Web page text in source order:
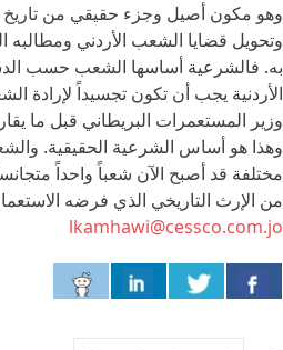
وهو مكون أصيل وجزء حقيقي من تاريخ
وتحويل قضايا الشعب الأردني ومطالبه
به. فالشرعية أساسها الشعب حسب
الأردنية يجب أن تكون تجسيداً لإرادة
وزير المستعمرات البريطاني قبل ما
وهذا هو أساس الشرعية الحقيقية.
مختلفة قد أصبح الآن شعباً واحداً
من الإرث التاريخي الذي فرضه
lkamhawi@cessco.com.jo